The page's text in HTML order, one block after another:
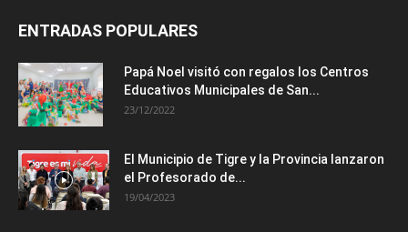
ENTRADAS POPULARES
Papá Noel visitó con regalos los Centros
Educativos Municipales de San...
23/12/2022
El Municipio de Tigre y la Provincia lanzaron
el Profesorado de...
19/04/2023